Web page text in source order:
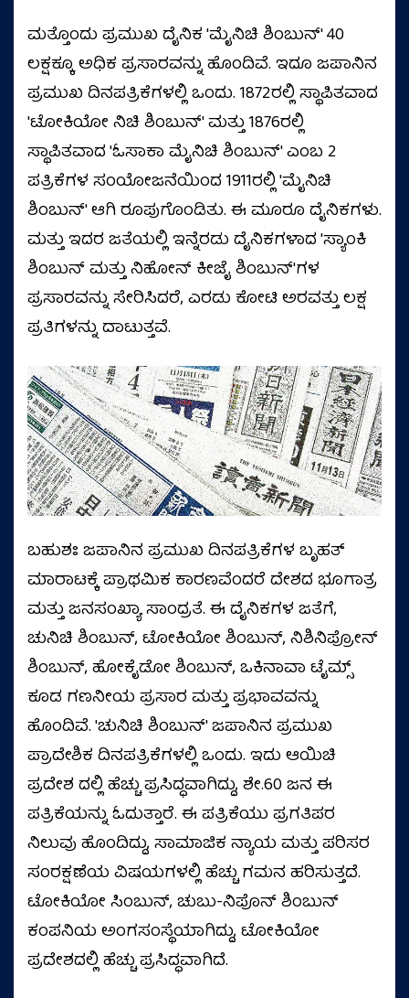
ಮತ್ತೊಂದು ಪ್ರಮುಖ ದೈನಿಕ 'ಮೈನಿಚಿ ಶಿಂಬುನ್' 40
ಲಕ್ಷಕ್ಕೂ ಅಧಿಕ ಪ್ರಸಾರವನ್ನು ಹೊಂದಿವೆ. ಇದೂ ಜಪಾನಿನ
ಪ್ರಮುಖ ದಿನಪತ್ರಿಕೆಗಳಲ್ಲಿ ಒಂದು. 1872ರಲ್ಲಿ ಸ್ಥಾಪಿತವಾದ
'ಟೋಕಿಯೋ ನಿಚಿ ಶಿಂಬುನ್‌' ಮತ್ತು 1876ರಲ್ಲಿ
ಸ್ಥಾಪಿತವಾದ 'ಓಸಾಕಾ ಮೈನಿಚಿ ಶಿಂಬುನ್' ಎಂಬ 2
ಪತ್ರಿಕೆಗಳ ಸಂಯೋಜನೆಯಿಂದ 1911ರಲ್ಲಿ 'ಮೈನಿಚಿ
ಶಿಂಬುನ್' ಆಗಿ ರೂಪುಗೊಂಡಿತು. ಈ ಮೂರೂ ದೈನಿಕಗಳು.
ಮತ್ತು ಇದರ ಜತೆಯಲ್ಲಿ ಇನ್ನೆರಡು ದೈನಿಕಗಳಾದ 'ಸ್ಯಾಂಕಿ
ಶಿಂಬುನ್ ಮತ್ತು ನಿಹೋನ್ ಕೀಜೈ ಶಿಂಬುನ್'ಗಳ
ಪ್ರಸಾರವನ್ನು ಸೇರಿಸಿದರೆ, ಎರಡು ಕೋಟಿ ಅರವತ್ತು ಲಕ್ಷ
ಪ್ರತಿಗಳನ್ನು ದಾಟುತ್ತವೆ.
ಬಹುಶಃ ಜಪಾನಿನ ಪ್ರಮುಖ ದಿನಪತ್ರಿಕೆಗಳ ಬೃಹತ್
ಮಾರಾಟಕ್ಕೆ ಪ್ರಾಥಮಿಕ ಕಾರಣವೆಂದರೆ ದೇಶದ ಭೂಗಾತ್ರ
ಮತ್ತು ಜನಸಂಖ್ಯಾ ಸಾಂದ್ರತೆ. ಈ ದೈನಿಕಗಳ ಜತೆಗೆ,
ಚುನಿಚಿ ಶಿಂಬುನ್, ಟೋಕಿಯೋ ಶಿಂಬುನ್, ನಿಶಿನಿಪ್ರೋನ್
ಶಿಂಬುನ್, ಹೋಕೈಡೋ ಶಿಂಬುನ್, ಒಕಿನಾವಾ ಟೈಮ್ಸ್
ಕೂಡ ಗಣನೀಯ ಪ್ರಸಾರ ಮತ್ತು ಪ್ರಭಾವವನ್ನು
ಹೊಂದಿವೆ. 'ಚುನಿಚಿ ಶಿಂಬುನ್' ಜಪಾನಿನ ಪ್ರಮುಖ
ಪ್ರಾದೇಶಿಕ ದಿನಪತ್ರಿಕೆಗಳಲ್ಲಿ ಒಂದು. ಇದು ಆಯಿಚಿ
ಪ್ರದೇಶ ದಲ್ಲಿ ಹೆಚ್ಚು ಪ್ರಸಿದ್ಧವಾಗಿದ್ದು, ಶೇ.60 ಜನ ಈ
ಪತ್ರಿಕೆಯನ್ನು ಓದುತ್ತಾರೆ. ಈ ಪತ್ರಿಕೆಯು ಪ್ರಗತಿಪರ
ನಿಲುವು ಹೊಂದಿದ್ದು, ಸಾಮಾಜಿಕ ನ್ಯಾಯ ಮತ್ತು ಪರಿಸರ
ಸಂರಕ್ಷಣೆಯ ವಿಷಯಗಳಲ್ಲಿ ಹೆಚ್ಚು ಗಮನ ಹರಿಸುತ್ತದೆ.
ಟೋಕಿಯೋ ಸಿಂಬುನ್, ಚುಬು-ನಿಪೊನ್ ಶಿಂಬುನ್
ಕಂಪನಿಯ ಅಂಗಸಂಸ್ಥೆಯಾಗಿದ್ದು, ಟೋಕಿಯೋ
ಪ್ರದೇಶದಲ್ಲಿ ಹೆಚ್ಚು ಪ್ರಸಿದ್ಧವಾಗಿದೆ.